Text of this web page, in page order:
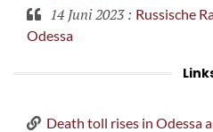
14 Juni 2023: Russische
Odessa
Death toll rises in Odessa